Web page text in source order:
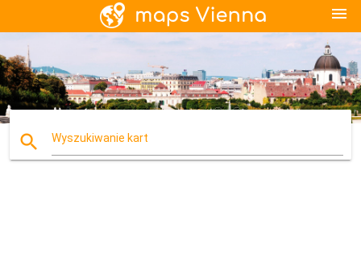
menu
search Wyszukiwanie kart